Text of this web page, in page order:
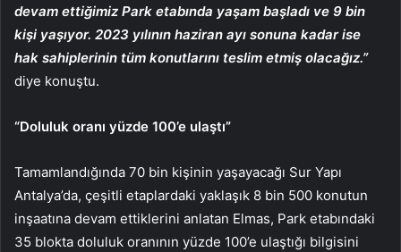
devam ettiğimiz Park etabında yaşam başladı ve 9 bin
kişi yaşıyor. 2023 yılının haziran ayı sonuna kadar ise
hak sahiplerinin tüm konutlarını teslim etmiş olacağız.”
diye konuştu.
“Doluluk oranı yüzde 100’e ulaştı”
Tamamlandığında 70 bin kişinin yaşayacağı Sur Yapı
Antalya’da, çeşitli etaplardaki yaklaşık 8 bin 500 konutun
inşaatına devam ettiklerini anlatan Elmas, Park etabındaki
35 blokta doluluk oranının yüzde 100’e ulaştığı bilgisini